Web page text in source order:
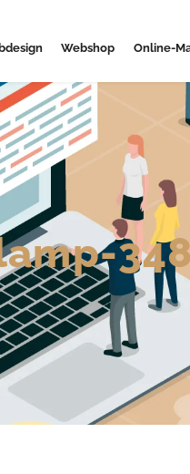
Webshop Online-